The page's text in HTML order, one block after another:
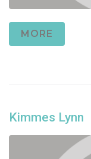
MORE
Kimmes Lynn